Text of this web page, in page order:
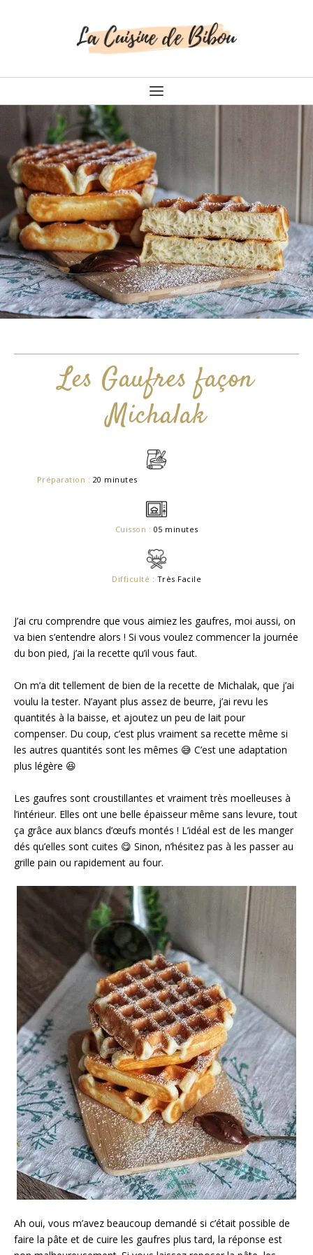
Les Gaufres façon
Michalak
Préparation : 20 minutes
Cuisson : 05 minutes
Difficulté : Très Facile
J’ai cru comprendre que vous aimiez les gaufres, moi aussi, on
va bien s’entendre alors ! Si vous voulez commencer la journée
du bon pied, j’ai la recette qu’il vous faut.
On m’a dit tellement de bien de la recette de Michalak, que j’ai
voulu la tester. N’ayant plus assez de beurre, j’ai revu les
quantités à la baisse, et ajoutez un peu de lait pour
compenser. Du coup, c’est plus vraiment sa recette même si
les autres quantités sont les mêmes 😅 C’est une adaptation
plus légère 😆 ⁣
Les gaufres sont croustillantes et vraiment très moelleuses à
l’intérieur. Elles ont une belle épaisseur même sans levure, tout
ça grâce aux blancs d’œufs montés ! L’idéal est de les manger
dés qu’elles sont cuites 😋 Sinon, n’hésitez pas à les passer au
grille pain ou rapidement au four.
Ah oui, vous m’avez beaucoup demandé si c’était possible de
faire la pâte et de cuire les gaufres plus tard, la réponse est